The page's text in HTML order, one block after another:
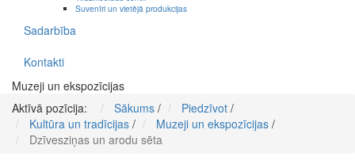
Suvenīri un vietējā produkcijas
Sadarbība
Kontakti
Muzeji un ekspozīcijas
Aktīvā pozīcija:
Sākums / Piedzīvot /
Kultūra un tradīcijas / Muzeji un ekspozīcijas /
Dzīvesziņas un arodu sēta